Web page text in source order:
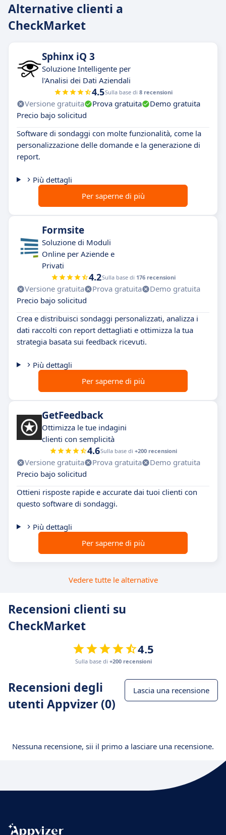
Alternative clienti a
CheckMarket
Sphinx iQ 3
Soluzione Intelligente per
l'Analisi dei Dati Aziendali
4.5Sulla base di 8 recensioni
Versione gratuita Prova gratuita
Demo gratuita
Precio bajo solicitud
Software di sondaggi con molte funzionalità, come la
personalizzazione delle domande e la generazione di
report.
Più dettagli
Per saperne di più
Formsite
Soluzione di Moduli
Online per Aziende e
Privati
4.2Sulla base di 176 recensioni
Versione gratuita Prova gratuita
Demo gratuita
Precio bajo solicitud
Crea e distribuisci sondaggi personalizzati, analizza i
dati raccolti con report dettagliati e ottimizza la tua
strategia basata sui feedback ricevuti.
Più dettagli
Per saperne di più
GetFeedback
Ottimizza le tue indagini
clienti con semplicità
4.6Sulla base di +200 recensioni
Versione gratuita Prova gratuita
Demo gratuita
Precio bajo solicitud
Ottieni risposte rapide e accurate dai tuoi clienti con
questo software di sondaggi.
Più dettagli
Per saperne di più
Vedere tutte le alternative
Recensioni clienti su
CheckMarket
4.5
Sulla base di +200 recensioni
Recensioni degli
utenti Appvizer (0)
Lascia una recensione
Nessuna recensione, sii il primo a lasciare una recensione.